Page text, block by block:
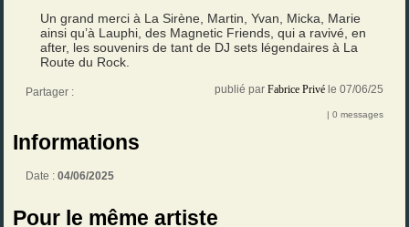
Un grand merci à La Sirène, Martin, Yvan, Micka, Marie
ainsi qu’à Lauphi, des Magnetic Friends, qui a ravivé, en
after, les souvenirs de tant de DJ sets légendaires à La
Route du Rock.
Partager : publié par Fabrice Privé le 07/06/25
| 0 messages
Informations
Date :04/06/2025
Pour le même artiste